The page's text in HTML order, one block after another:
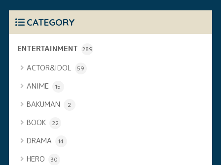
CATEGORY
ENTERTAINMENT 289
ACTOR&IDOL 59
ANIME 15
BAKUMAN 2
BOOK 22
DRAMA 14
HERO 30